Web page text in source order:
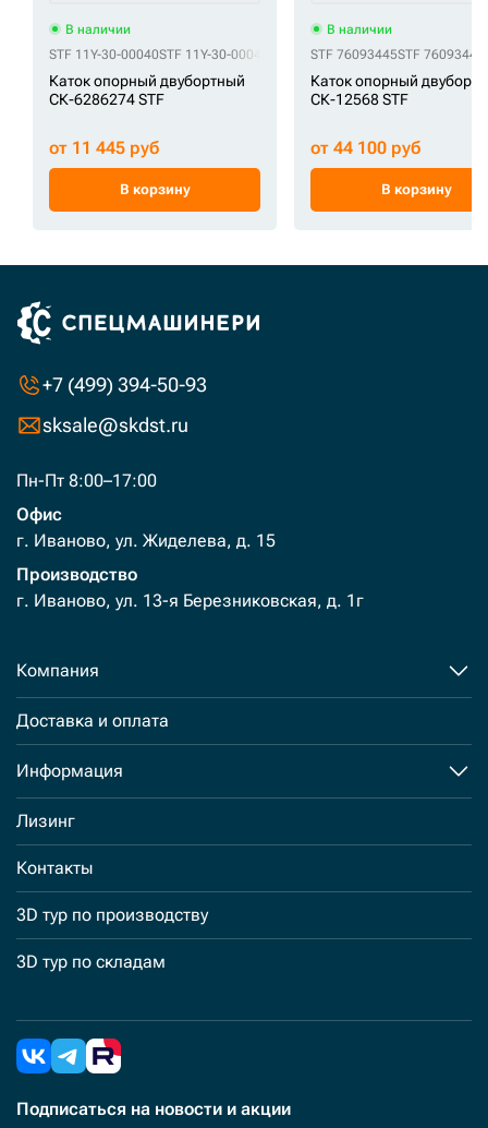
В наличии
STF 11Y-30-00040STF 11Y-30-00042 STF 11Y-30-00042-9STF UG123K0T
Каток опорный двубортный
СК-6286274 STF
от 11 445 руб
В корзину
В наличии
STF 76093445STF
Каток опорный
СК-12568 STF
от 44 100 руб
В корзину
+7 (499) 394-50-93
sksale@skdst.ru
Пн-Пт 8:00–17:00
Офис
г. Иваново, ул. Жиделева, д. 15
Производство
г. Иваново, ул. 13-я Березниковская, д. 1г
Компания
Доставка и оплата
Информация
Лизинг
Контакты
3D тур по производству
3D тур по складам
Подписаться на новости и акции